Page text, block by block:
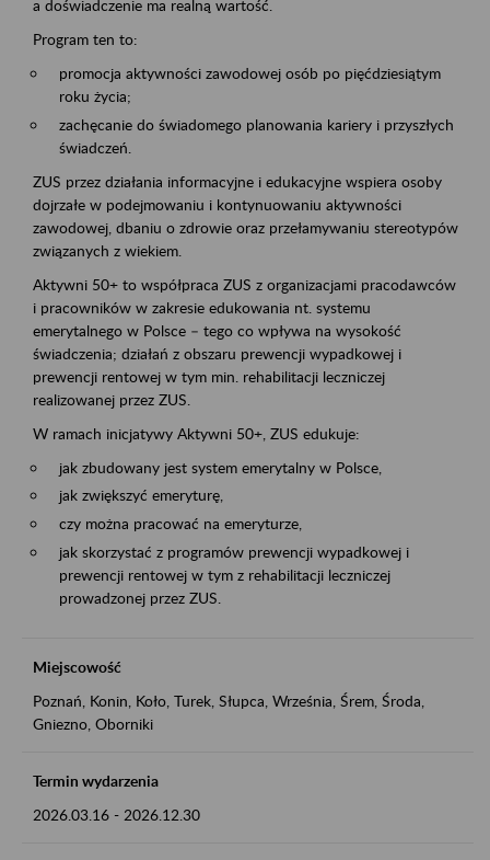
a doświadczenie ma realną wartość.
Program ten to:
promocja aktywności zawodowej osób po pięćdziesiątym
roku życia;
zachęcanie do świadomego planowania kariery i przyszłych
świadczeń.
ZUS przez działania informacyjne i edukacyjne wspiera osoby
dojrzałe w podejmowaniu i kontynuowaniu aktywności
zawodowej, dbaniu o zdrowie oraz przełamywaniu stereotypów
związanych z wiekiem.
Aktywni 50+ to współpraca ZUS z organizacjami pracodawców
i pracowników w zakresie edukowania nt. systemu
emerytalnego w Polsce – tego co wpływa na wysokość
świadczenia; działań z obszaru prewencji wypadkowej i
prewencji rentowej w tym min. rehabilitacji leczniczej
realizowanej przez ZUS.
W ramach inicjatywy Aktywni 50+, ZUS edukuje:
jak zbudowany jest system emerytalny w Polsce,
jak zwiększyć emeryturę,
czy można pracować na emeryturze,
jak skorzystać z programów prewencji wypadkowej i
prewencji rentowej w tym z rehabilitacji leczniczej
prowadzonej przez ZUS.
Miejscowość
Poznań, Konin, Koło, Turek, Słupca, Września, Śrem, Środa,
Gniezno, Oborniki
Termin wydarzenia
2026.03.16 - 2026.12.30